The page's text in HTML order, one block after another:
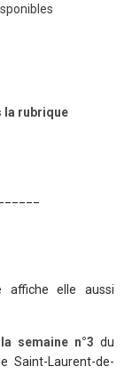
la rubrique
affiche elle aussi
la semaine n°3 du
Saint-Laurent-de-